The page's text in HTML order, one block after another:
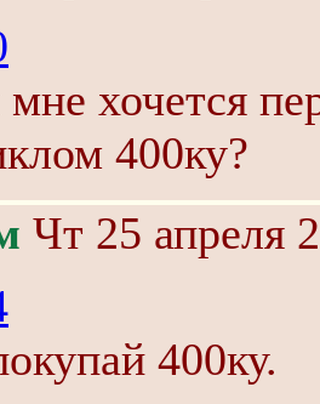
хочется
400ку?
Чт 25 апреля
400ку.